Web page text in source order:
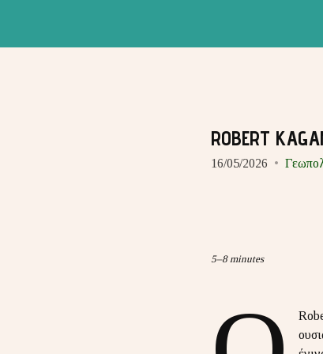
ROBERT
16/05/2026
5–8 minutes